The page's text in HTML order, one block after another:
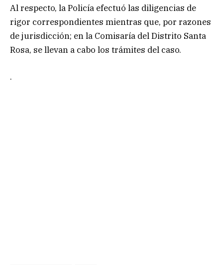
Al respecto, la Policía efectuó las diligencias de
rigor correspondientes mientras que, por razones
de jurisdicción; en la Comisaría del Distrito Santa
Rosa, se llevan a cabo los trámites del caso.
.